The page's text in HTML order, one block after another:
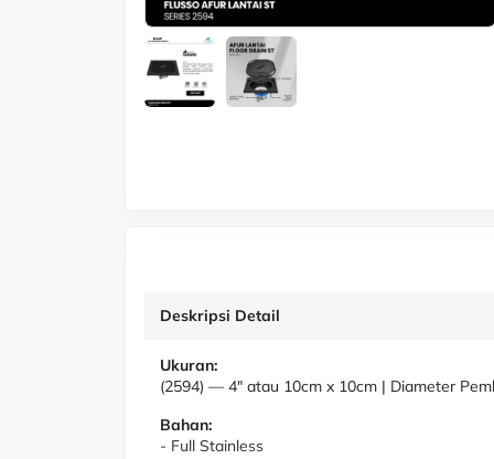
Deskripsi Detail
Ukuran:
(2594) — 4" atau 10cm x 10cm | Diameter
Bahan:
- Full Stainless